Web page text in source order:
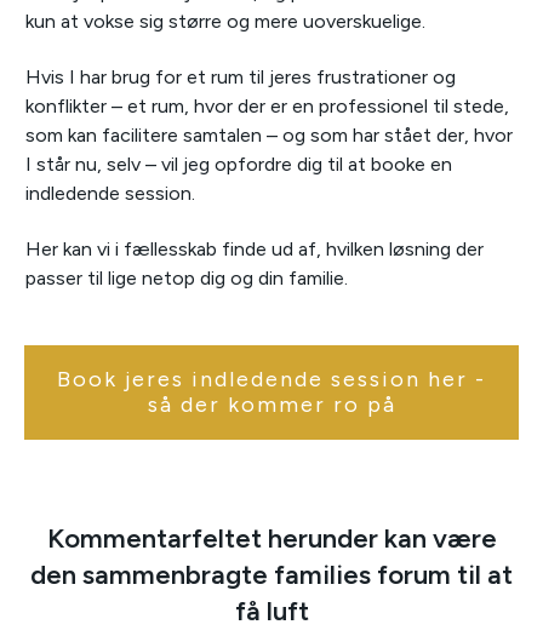
kun at vokse sig større og mere uoverskuelige.
Hvis I har brug for et rum til jeres frustrationer og
konflikter – et rum, hvor der er en professionel til stede,
som kan facilitere samtalen – og som har stået der, hvor
I står nu, selv – vil jeg opfordre dig til at booke en
indledende session.
Her kan vi i fællesskab finde ud af, hvilken løsning der
passer til lige netop dig og din familie.
Book jeres indledende session her -
så der kommer ro på
Kommentarfeltet herunder kan være
den sammenbragte families forum til at
få luft